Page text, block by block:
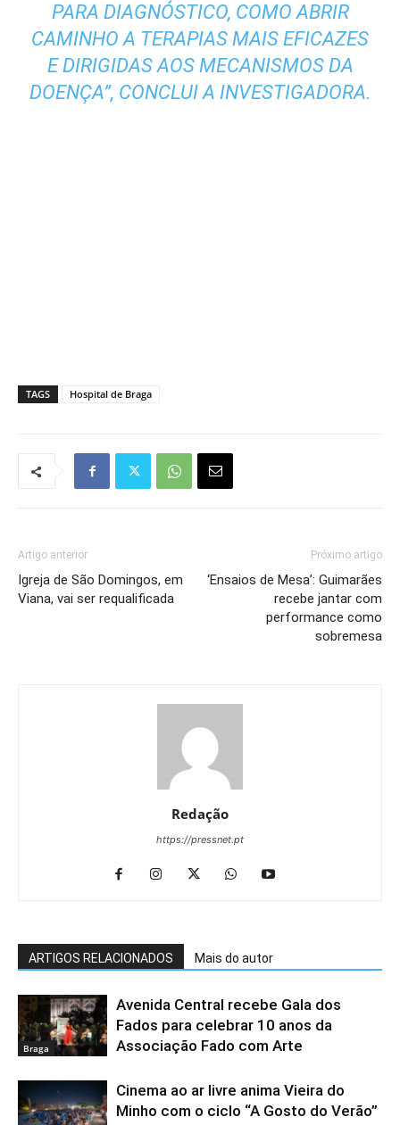
PARA DIAGNÓSTICO, COMO ABRIR
CAMINHO A TERAPIAS MAIS EFICAZES
E DIRIGIDAS AOS MECANISMOS DA
DOENÇA”, CONCLUI A INVESTIGADORA.
TAGS Hospital de Braga
Artigo anterior
Igreja de São Domingos, em
Viana, vai ser requalificada
Próximo artigo
‘Ensaios de Mesa’: Guimarães
recebe jantar com
performance como
sobremesa
Redação
https://pressnet.pt
ARTIGOS RELACIONADOS Mais do autor
Braga
Avenida Central recebe Gala dos
Fados para celebrar 10 anos da
Associação Fado com Arte
Cinema ao ar livre anima Vieira do
Minho com o ciclo “A Gosto do Verão”